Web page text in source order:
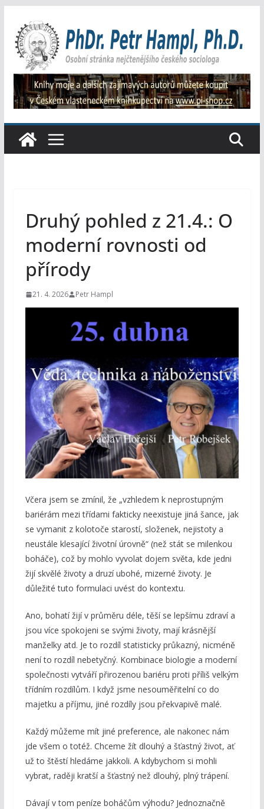
obsah
Druhý pohled z 21.4.: O
moderní rovnosti od
přírody
21. 4. 2026 Petr Hampl
Včera jsem se zmínil, že „vzhledem k neprostupným
bariérám mezi třídami fakticky neexistuje jiná šance, jak
se vymanit z kolotoče starostí, složenek, nejistoty a
neustále klesající životní úrovně“ (než stát se milenkou
boháče), což by mohlo vyvolat dojem světa, kde jedni
žijí skvělé životy a druzí ubohé, mizerné životy. Je
důležité tuto formulaci uvést do kontextu.
Ano, bohatí žijí v průměru déle, těší se lepšímu zdraví a
jsou více spokojeni se svými životy, mají krásnější
manželky atd. Je to rozdíl statisticky průkazný, nicméně
není to rozdíl nebetyčný. Kombinace biologie a moderní
společnosti vytváří přirozenou bariéru proti příliš velkým
třídním rozdílům. I když jsme nesouměřitelní co do
majetku a příjmu, jiné rozdíly jsou překvapivě malé.
Každý můžeme mít jiné preference, ale nakonec nám
jde všem o totéž. Chceme žít dlouhý a šťastný život, ať
už to štěstí hledáme jakkoli. A kdybychom si mohli
vybrat, raději kratší a šťastný než dlouhý, plný trápení.
Dávají v tom peníze boháčům výhodu? Jednoznačně